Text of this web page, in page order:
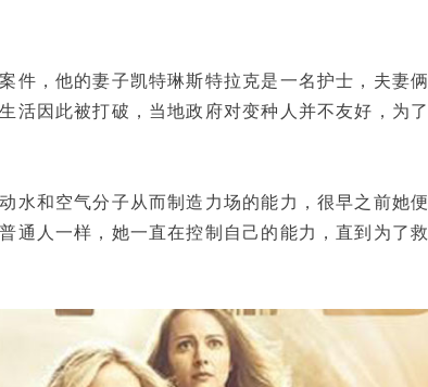
件，他的妻子凯特琳斯特拉克是一名护士，夫妻俩
活因此被打破，当地政府对变种人并不友好，为了
水和空气分子从而制造力场的能力，很早之前她便
通人一样，她一直在控制自己的能力，直到为了救